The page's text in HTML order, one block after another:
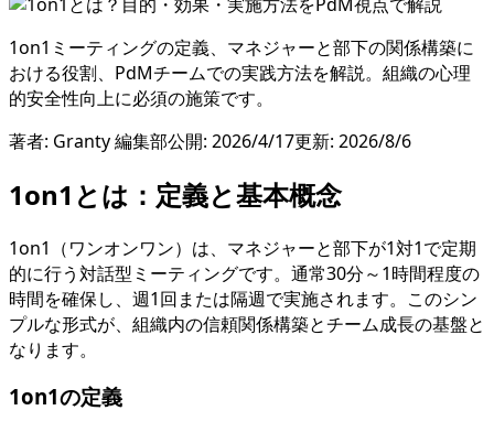
1on1ミーティングの定義、マネジャーと部下の関係構築に
おける役割、PdMチームでの実践方法を解説。組織の心理
的安全性向上に必須の施策です。
著者: Granty 編集部公開: 2026/4/17更新: 2026/8/6
1on1とは：定義と基本概念
1on1（ワンオンワン）は、マネジャーと部下が1対1で定期
的に行う対話型ミーティングです。通常30分～1時間程度の
時間を確保し、週1回または隔週で実施されます。このシン
プルな形式が、組織内の信頼関係構築とチーム成長の基盤と
なります。
1on1の定義